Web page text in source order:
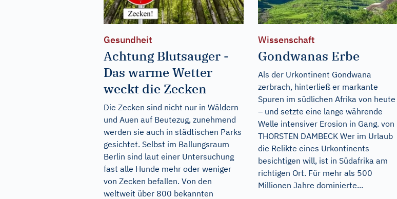
Gesundheit
Achtung Blutsauger -
Das warme Wetter
weckt die Zecken
Die Zecken sind nicht nur in Wäldern
und Auen auf Beutezug, zunehmend
werden sie auch in städtischen Parks
gesichtet. Selbst im Ballungsraum
Berlin sind laut einer Untersuchung
fast alle Hunde mehr oder weniger
von Zecken befallen. Von den
weltweit über 800 bekannten
Wissenschaft
Gondwanas Erbe
Als der Urkontinent Gondwana
zerbrach, hinterließ er markante
Spuren im südlichen Afrika von heute
– und setzte eine lange währende
Welle intensiver Erosion in Gang. von
THORSTEN DAMBECK Wer im Urlaub
die Relikte eines Urkontinents
besichtigen will, ist in Südafrika am
richtigen Ort. Für mehr als 500
Millionen Jahre dominierte...